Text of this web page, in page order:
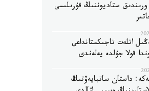
45 مىڭ ورىندىق ستاديوننىڭ قۇرىلىسى
اتلەت تاجىكستانداعى
قولا جۇلدە يەلەندى
داستان ساتبايەۆتىڭ